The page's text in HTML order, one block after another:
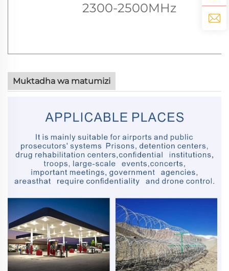
2300-2500MHz
Muktadha wa matumizi